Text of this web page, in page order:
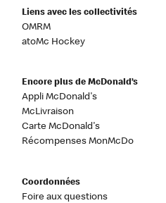
Liens avec les collectivités
OMRM
atoMc Hockey
Encore plus de McDonald’s
Appli McDonald's
McLivraison
Carte McDonald's
Récompenses MonMcDo
Coordonnées
Foire aux questions